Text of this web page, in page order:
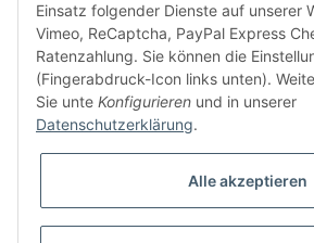
Bitte senden Sie mir entsprechend Ihrer
jederzeit widerruflich Informationen zu Ihrem
Einsatz folgender Dienste auf unserer
Vimeo, ReCaptcha, PayPal Express
Ratenzahlung. Sie können die
(Fingerabdruck-Icon links unten).
Sie unte Konfigurieren und in unserer
Datenschutzerklärung.
Alle akzeptieren